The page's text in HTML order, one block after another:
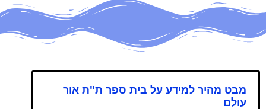
מבט מהיר למידע על בית ספר ת"ת אור
עולם